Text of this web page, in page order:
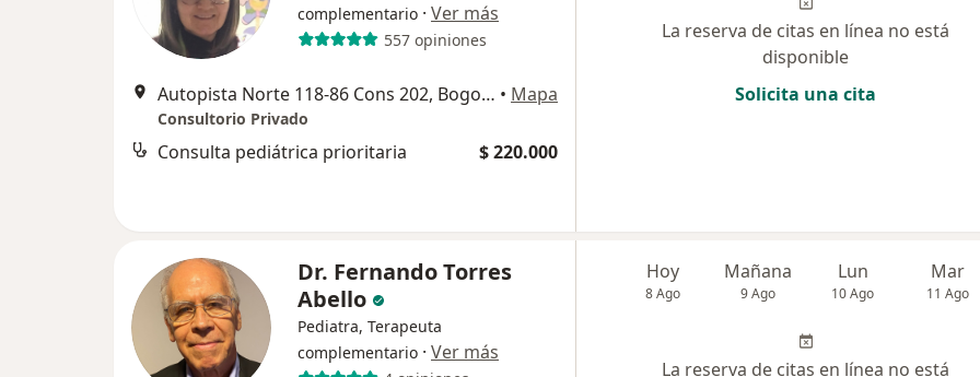
complementario · Ver más
557 opiniones
Autopista Norte 118-86 Cons 202, Bogotá • Mapa
Consultorio Privado
Consulta pediátrica prioritaria $ 220.000
La reserva de citas en línea no está
disponible
Solicita una cita
Dr. Fernando Torres
Abello
Pediatra, Terapeuta
complementario · Ver más
Hoy
8 Ago
Mañana
9 Ago
Lun
10 Ago
Mar
11 Ago
La reserva de citas en línea no está